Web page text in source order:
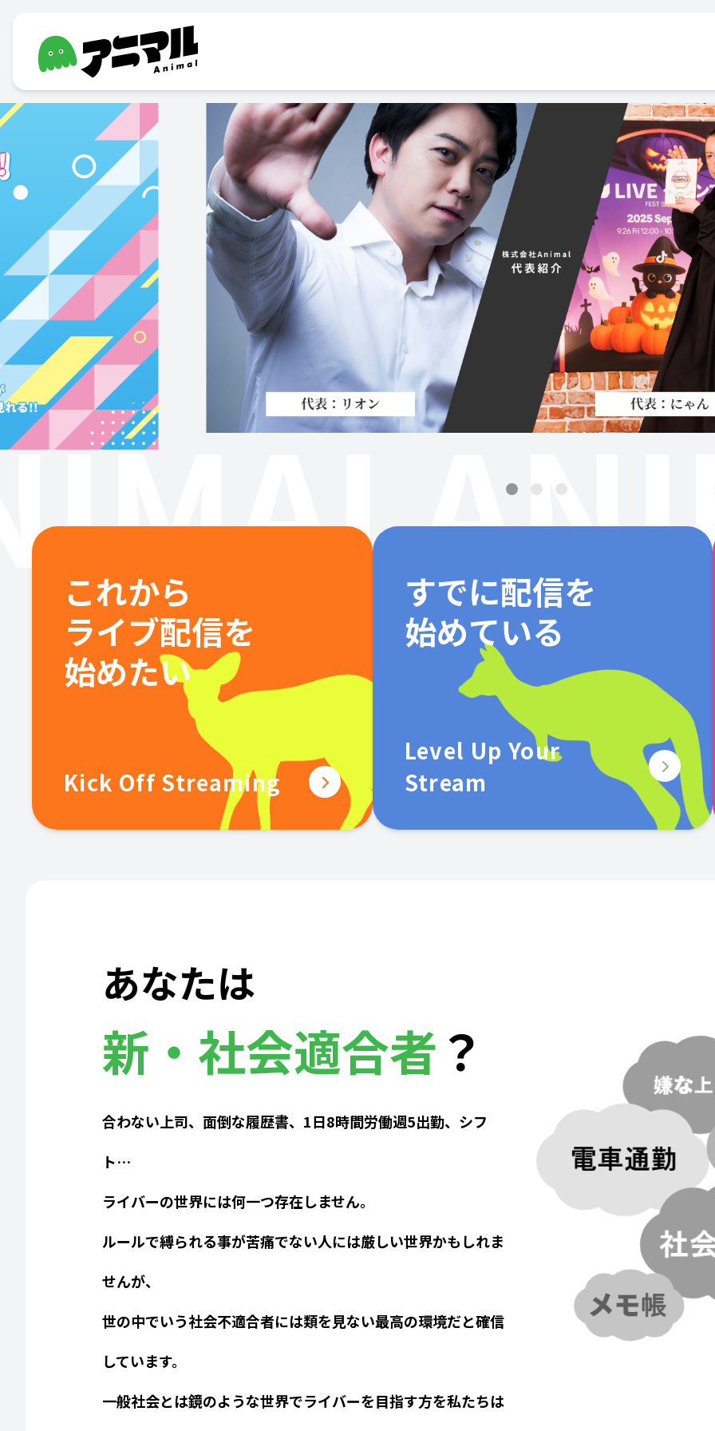
これから
ライブ配信を
始めたい
Kick Off Streaming
すでに配信を
始めている
Level Up Your
Stream
あなたは
新・社会適合者？
合わない上司、面倒な履歴書、1日8時間労働週5出勤、シフ
ト…
ライバーの世界には何一つ存在しません。
ルールで縛られる事が苦痛でない人には厳しい世界かもしれま
せんが、
世の中でいう社会不適合者には類を見ない最高の環境だと確信
しています。
一般社会とは鏡のような世界でライバーを目指す方を私たちは